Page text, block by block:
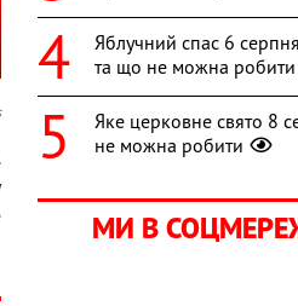
Яблучний спас 6
та що не можна робити
Яке церковне свято 8
не можна робити
МИ В